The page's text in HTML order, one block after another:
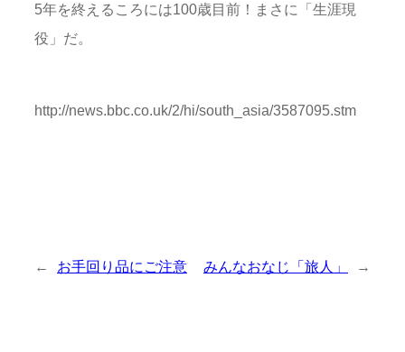
5年を終えるころには100歳目前！まさに「生涯現
役」だ。
http://news.bbc.co.uk/2/hi/south_asia/3587095.stm
← お手回り品にご注意 みんなおなじ「旅人」 →